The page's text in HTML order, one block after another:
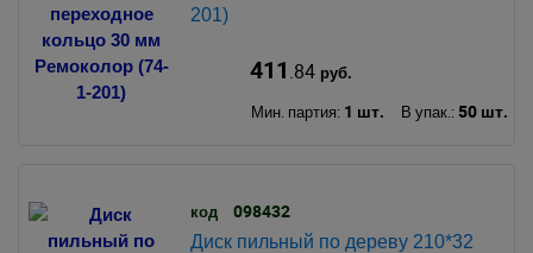
201)
411.84руб.
Мин. партия: 1 шт. В упак.: 50 шт.
код 098432
Диск пильный по дереву 210*32